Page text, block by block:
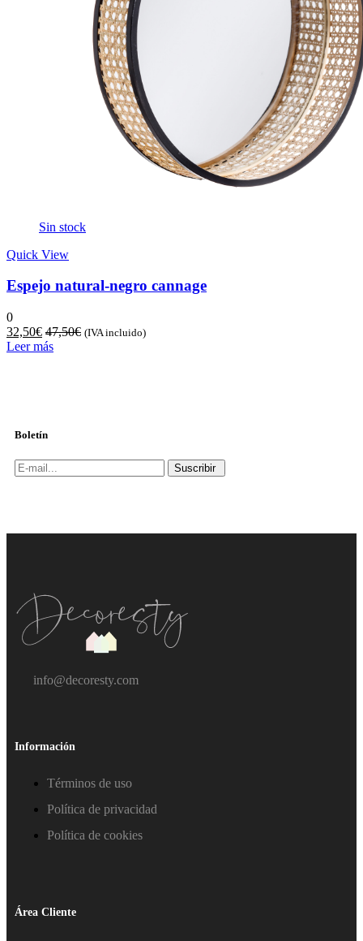
Sin stock
Quick View
Espejo natural-negro cannage
0
32,50€ 47,50€ (IVA incluido)
Leer más
Boletín
Suscribir
info@decoresty.com
Información
Términos de uso
Política de privacidad
Política de cookies
Área Cliente